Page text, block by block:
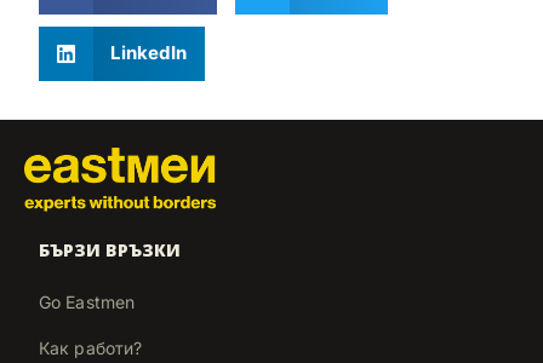
LinkedIn
БЪРЗИ ВРЪЗКИ
Go Eastmen
Как работи?